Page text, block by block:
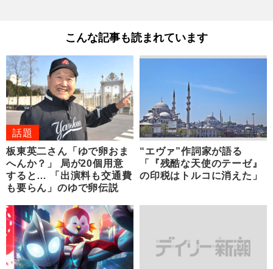
こんな記事も読まれています
話題
板東英二さん「ゆで卵おま
へんか？」 局が20個用意
すると… 「出演料も交通費
も要らん」のゆで卵伝説
“エヴァ”作詞家が語る
「『残酷な天使のテーゼ』
の印税はトルコに消えた」